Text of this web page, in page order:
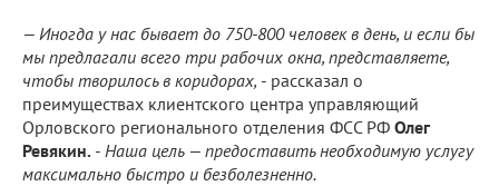
— Иногда у нас бывает до 750-800 человек в день, и если бы
мы предлагали всего три рабочих окна, представляете,
чтобы творилось в коридорах, - рассказал о
преимуществах клиентского центра управляющий
Орловского регионального отделения ФСС РФ Олег
Ревякин. - Наша цель — предоставить необходимую услугу
максимально быстро и безболезненно.